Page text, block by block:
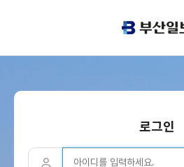
로그인